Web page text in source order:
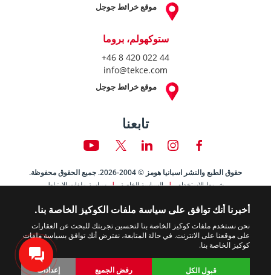
موقع خرائط جوجل
ستوكهولم، بروما
+46 8 420 022 44
info@tekce.com
موقع خرائط جوجل
تابعنا
حقوق الطبع والنشر اسبانيا هومز © 2004-2026. جميع الحقوق محفوظة.
شروط الاستخدام السياسة الخاصة سياسة ملفات الارتباط
أخبرنا أنك توافق على سياسة ملفات الكوكيز الخاصة بنا.
نحن نستخدم ملفات كوكيز الخاصة بنا لتحسين تجربتك للبحث عن العقارات
على موقعنا على الانترنت. في حالة المتابعة، نفترض أنك توافق بسياسة ملفات
كوكيز الخاصة بنا.
قبول الكل رفض الجميع إعدادات